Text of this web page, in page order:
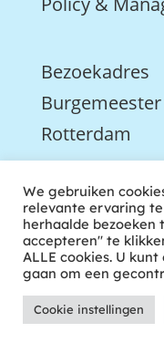
Bezoekadres
Rotterdam
 We
We gebruiken
relevante ervaring
herhaalde bezoeken
accepteren" te
ALLE cookies. U
gaan om een
Cookie instellingen